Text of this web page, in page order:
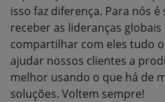
isso faz diferença. Para nós
receber as lideranças globais
compartilhar com eles tudo
ajudar nossos clientes a
melhor usando o que há de
soluções. Voltem sempre!